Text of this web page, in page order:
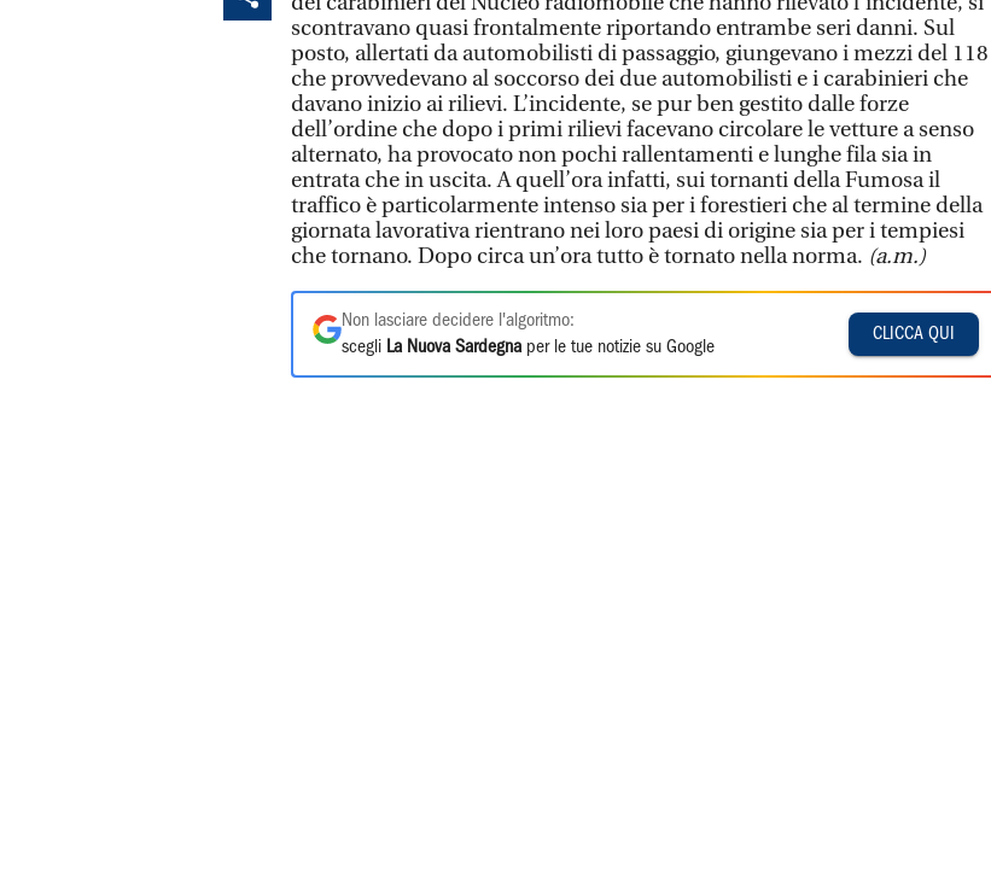
scontravano quasi frontalmente riportando entrambe seri danni. Sul
posto, allertati da automobilisti di passaggio, giungevano i mezzi del 118
che provvedevano al soccorso dei due automobilisti e i carabinieri che
davano inizio ai rilievi. L’incidente, se pur ben gestito dalle forze
dell’ordine che dopo i primi rilievi facevano circolare le vetture a senso
alternato, ha provocato non pochi rallentamenti e lunghe fila sia in
entrata che in uscita. A quell’ora infatti, sui tornanti della Fumosa il
traffico è particolarmente intenso sia per i forestieri che al termine della
giornata lavorativa rientrano nei loro paesi di origine sia per i tempiesi
che tornano. Dopo circa un’ora tutto è tornato nella norma. (a.m.)
Non lasciare decidere l'algoritmo:
scegli La Nuova Sardegna per le tue notizie su Google
CLICCA QUI